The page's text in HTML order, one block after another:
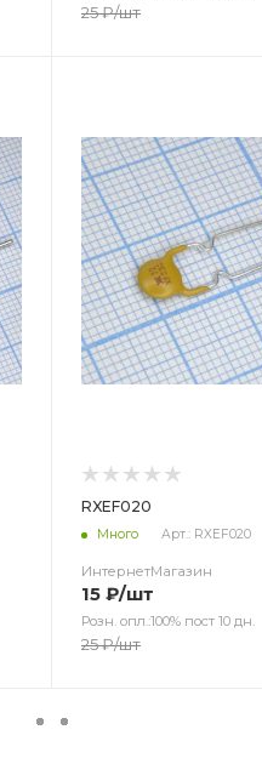
25₽/шт
RXEF020
Много Арт.: RXEF020
ИнтернетМагазин
15 ₽/шт
Розн. опл.:100% пост 10 дн.
25₽/шт